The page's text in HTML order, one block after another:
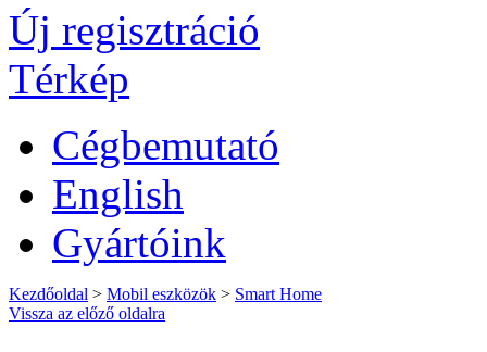
Új regisztráció
Térkép
Cégbemutató
English
Gyártóink
Kezdőoldal > Mobil eszközök > Smart Home
Vissza az előző oldalra